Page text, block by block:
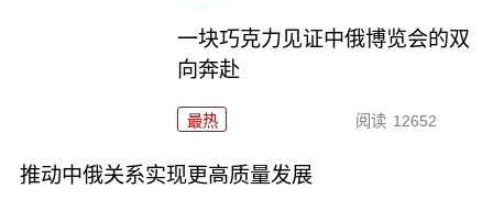
一块巧克力见证中俄博览会的双
向奔赴
最热 阅读 12652
推动中俄关系实现更高质量发展